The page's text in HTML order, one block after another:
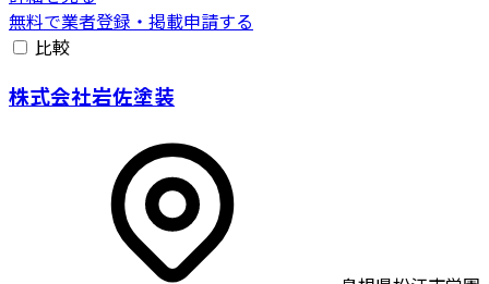
無料で業者登録・掲載申請する
比較
株式会社岩佐塗装